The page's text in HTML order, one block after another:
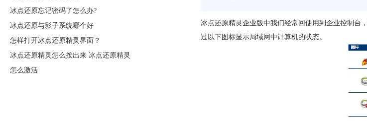
冰点还原忘记密码了怎么办?
冰点还原与影子系统哪个好
怎样打开冰点还原精灵界面？
冰点还原精灵怎么按出来 冰点还原精灵
怎么激活
冰点还原精灵企业版中我们经常回使用到企业控制台
过以下图标显示局域网中计算机的状态。